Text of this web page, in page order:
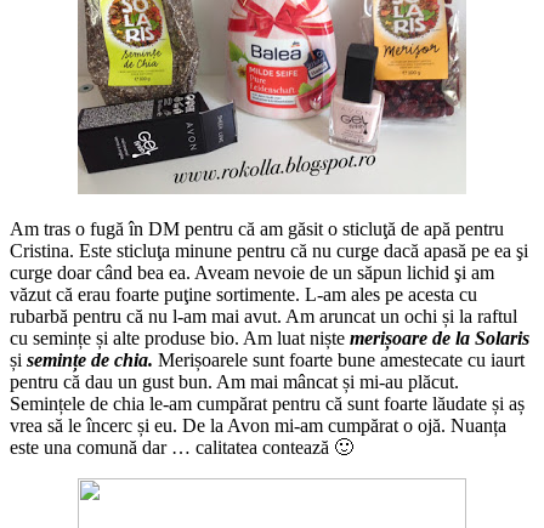
Am tras o fugă în DM pentru că am găsit o sticluţă de apă pentru
Cristina. Este sticluţa minune pentru că nu curge dacă apasă pe ea şi
curge doar când bea ea. Aveam nevoie de un săpun lichid şi am
văzut că erau foarte puţine sortimente. L-am ales pe acesta cu
rubarbă pentru că nu l-am mai avut. Am aruncat un ochi și la raftul
cu semințe și alte produse bio. Am luat niște merișoare de la Solaris
și semințe de chia. Merișoarele sunt foarte bune amestecate cu iaurt
pentru că dau un gust bun. Am mai mâncat și mi-au plăcut.
Semințele de chia le-am cumpărat pentru că sunt foarte lăudate și aș
vrea să le încerc și eu. De la Avon mi-am cumpărat o ojă. Nuanța
este una comună dar … calitatea contează 🙂